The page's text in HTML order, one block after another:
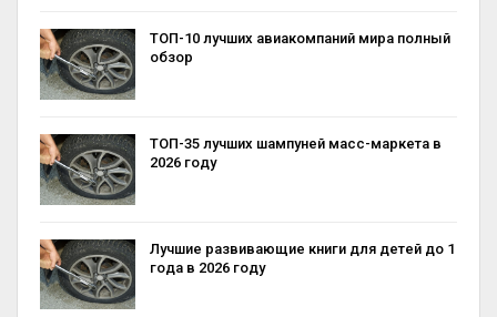
ТОП-10 лучших авиакомпаний мира полный
обзор
ТОП-35 лучших шампуней масс-маркета в
2026 году
Лучшие развивающие книги для детей до 1
года в 2026 году